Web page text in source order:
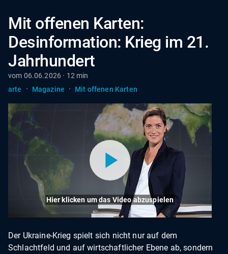
Mit offenen Karten:
Desinformation: Krieg im 21.
Jahrhundert
vom 06.06.2026 · 12 min
arte
· Magazine · Mit offenen Karten
Hier klicken um das Video abzuspielen
Der Ukraine-Krieg spielt sich nicht nur auf dem
Schlachtfeld und auf wirtschaftlicher Ebene ab, sondern